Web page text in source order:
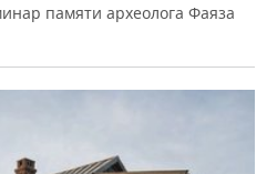
памяти археолога Фаяза